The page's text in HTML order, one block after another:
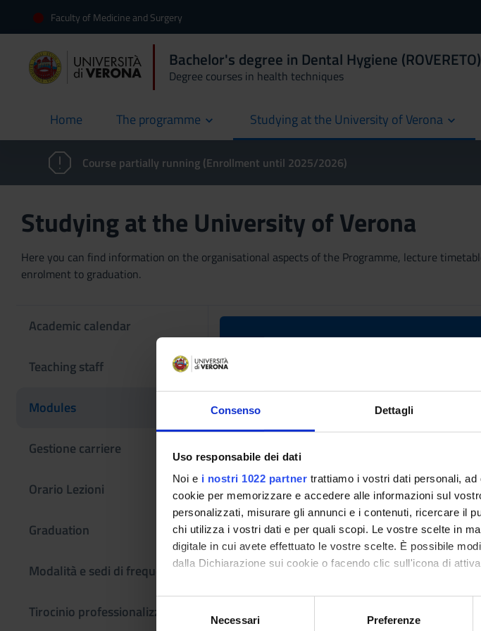
Consenso Dettagli
Uso responsabile dei dati
Noi e i nostri 1022 partner trattiamo i vostri dati personali,
cookie per memorizzare e accedere alle informazioni sul
personalizzati, misurare gli annunci e i contenuti, ricercare il
chi utilizza i vostri dati e per quali scopi. Le vostre scelte in
digitale in cui avete effettuato le vostre scelte. È possibile
dalla Dichiarazione sui cookie o facendo clic sull'icona di
Con il tuo consenso, vorremmo anche:
raccogliere informazioni sulla tua posizione
Necessari Preferenze
Faculty of Medicine and Surgery
Bachelor's degree in Dental Hygiene (ROVERETO)
Degree courses in health techniques
Home
current The programme Studying at the University of Verona
Course partially running (Enrollment until 2025/2026)
Studying at the University of Verona
Here you can find information on the organisational aspects of the Programme, lecture
enrolment to graduation.
Academic calendar
Teaching staff
Modules
Gestione carriere
Orario Lezioni
Graduation
Modalità e sedi di frequenza
Tirocinio professionalizzante
Multidisciplinary seminaries
Teaching code
4S001040
- - -